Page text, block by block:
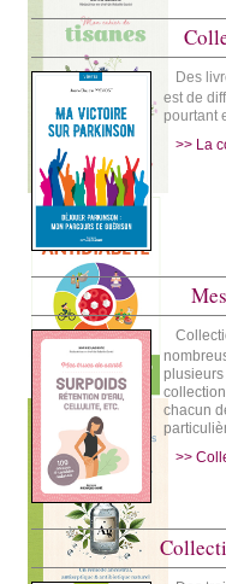
Des
est de
pourtant
>> La
plusieurs
chacun
>>